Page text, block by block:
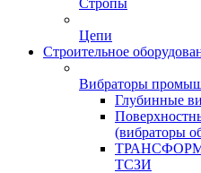
Стропы
Цепи
Строительное
Вибраторы
Глубинные
(вибраторы
ТСЗИ